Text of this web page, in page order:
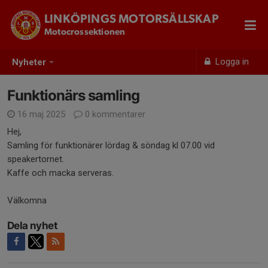
Nyheter Logga in
LINKÖPINGS MOTORSÄLLSKAP
Motocrossektionen
Funktionärs samling
16 maj 2025
0 kommentarer
Hej,
Samling för funktionärer lördag & söndag kl 07.00 vid
speakertornet.
Kaffe och macka serveras.
Välkomna
Dela nyhet